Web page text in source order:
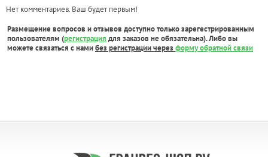
Нет комментариев. Ваш будет первым!
Размещение вопросов и отзывов доступно только зарегестрированным
пользователям (регистрация для заказов не обязательна). Либо вы
можете связаться с намибез регистрации через форму обратной связи